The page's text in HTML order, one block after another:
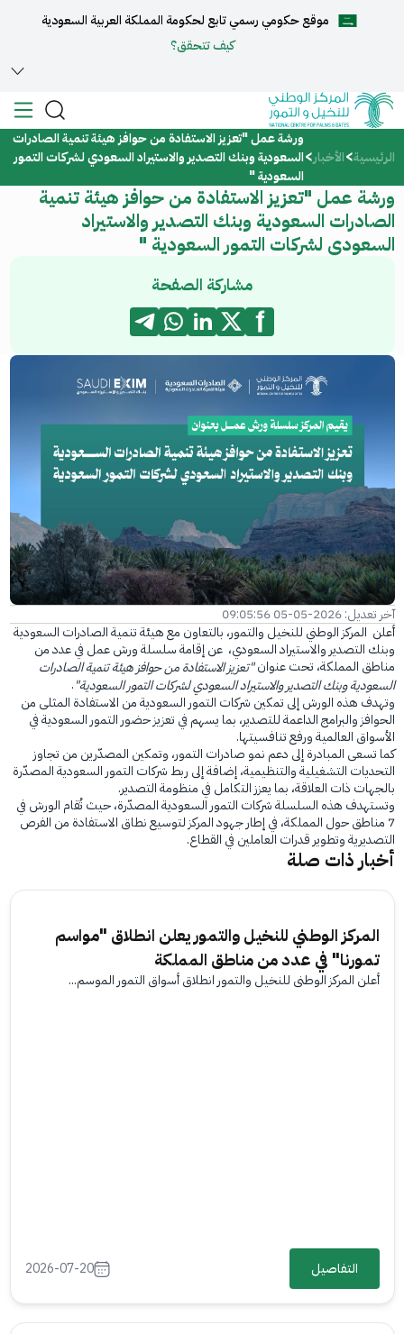
كيف تتحقق؟
English
عن المركز
الخدمات
مركز الدعم والمساعدة
الفرع الإلكتروني
الرئيسية الأخبار
ورشة عمل "تعزيز الاستفادة من حوافز هيئة تنمية الصادرات
السعودية وبنك التصدير والاستيراد السعودي لشركات التمور
السعودية "
ورشة عمل "تعزيز الاستفادة من حوافز هيئة تنمية
الصادرات السعودية وبنك التصدير والاستيراد
السعودي لشركات التمور السعودية "
مشاركة الصفحة
آخر تعديل: 2026-05-05 09:05:56
أعلن المركز الوطني للنخيل والتمور، بالتعاون مع هيئة تنمية الصادرات السعودية
وبنك التصدير والاستيراد السعودي، عن إقامة سلسلة ورش عمل في عدد من
مناطق المملكة، تحت عنوان"تعزيز الاستفادة من حوافز هيئة تنمية الصادرات
السعودية وبنك التصدير والاستيراد السعودي لشركات التمور السعودية".
وتهدف هذه الورش إلى تمكين شركات التمور السعودية من الاستفادة المثلى من
الحوافز والبرامج الداعمة للتصدير، بما يسهم في تعزيز حضور التمور السعودية في
الأسواق العالمية ورفع تنافسيتها.
كما تسعى المبادرة إلى دعم نمو صادرات التمور، وتمكين المصدّرين من تجاوز
التحديات التشغيلية والتنظيمية، إضافة إلى ربط شركات التمور السعودية المصدّرة
بالجهات ذات العلاقة، بما يعزز التكامل في منظومة التصدير.
وتستهدف هذه السلسلة شركات التمور السعودية المصدّرة، حيث تُقام الورش في
7 مناطق حول المملكة، في إطار جهود المركز لتوسيع نطاق الاستفادة من الفرص
التصديرية وتطوير قدرات العاملين في القطاع.
أخبار ذات صلة
المركز الوطني للنخيل والتمور يعلن انطلاق "مواسم
تمورنا" في عدد من مناطق المملكة
أعلن المركز الوطني للنخيل والتمور انطلاق أسواق التمور الموسم...
التفاصيل 2026-07-20